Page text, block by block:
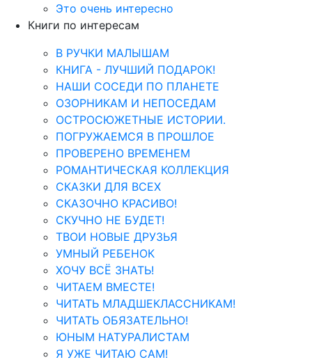
Это очень интересно
Книги по интересам
В РУЧКИ МАЛЫШАМ
КНИГА - ЛУЧШИЙ ПОДАРОК!
НАШИ СОСЕДИ ПО ПЛАНЕТЕ
ОЗОРНИКАМ И НЕПОСЕДАМ
ОСТРОСЮЖЕТНЫЕ ИСТОРИИ.
ПОГРУЖАЕМСЯ В ПРОШЛОЕ
ПРОВЕРЕНО ВРЕМЕНЕМ
РОМАНТИЧЕСКАЯ КОЛЛЕКЦИЯ
СКАЗКИ ДЛЯ ВСЕХ
СКАЗОЧНО КРАСИВО!
СКУЧНО НЕ БУДЕТ!
ТВОИ НОВЫЕ ДРУЗЬЯ
УМНЫЙ РЕБЕНОК
ХОЧУ ВСЁ ЗНАТЬ!
ЧИТАЕМ ВМЕСТЕ!
ЧИТАТЬ МЛАДШЕКЛАССНИКАМ!
ЧИТАТЬ ОБЯЗАТЕЛЬНО!
ЮНЫМ НАТУРАЛИСТАМ
Я УЖЕ ЧИТАЮ САМ!